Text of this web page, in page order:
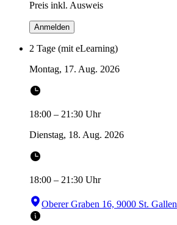
Preis inkl. Ausweis
Anmelden
2 Tage (mit eLearning)
Montag, 17. Aug. 2026
18:00 – 21:30 Uhr
Dienstag, 18. Aug. 2026
18:00 – 21:30 Uhr
Oberer Graben 16, 9000 St. Gallen